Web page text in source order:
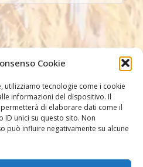
Cookie
utilizziamo tecnologie come i cookie
informazioni del dispositivo. Il
di elaborare dati come il
unici su questo sito. Non
può influire negativamente su alcune
link